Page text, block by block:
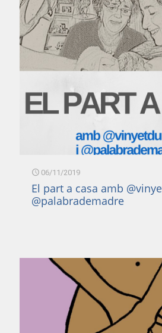
06/11/2019
El part a casa amb
@palabrademadre